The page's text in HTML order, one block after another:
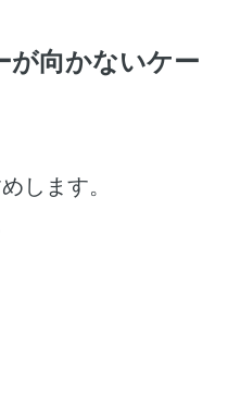
が向かないケー
します。